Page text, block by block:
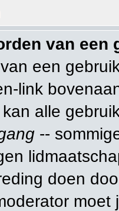
van een
een
link
alle
--
doen